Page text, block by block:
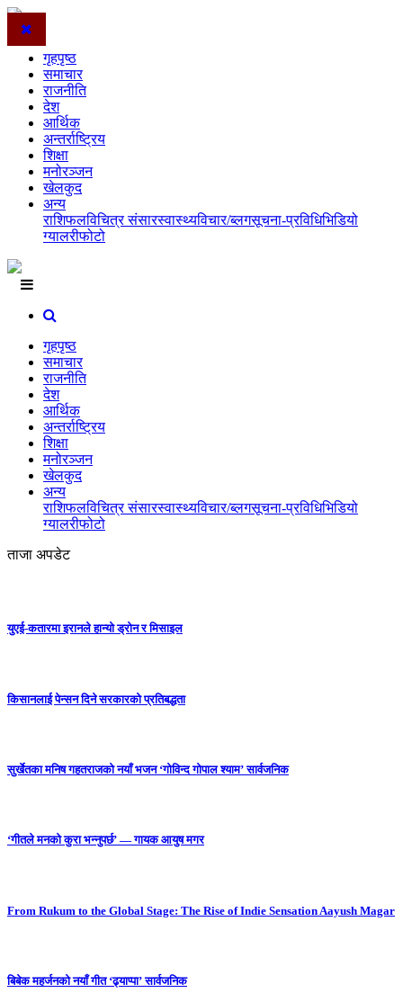
गृहपृष्ठ
समाचार
राजनीति
देश
आर्थिक
अन्तर्राष्ट्रिय
शिक्षा
मनोरञ्जन
खेलकुद
अन्य
राशिफलविचित्र संसारस्वास्थ्यविचार/ब्लगसूचना-प्रविधिभिडियो
ग्यालरीफोटो
गृहपृष्ठ
समाचार
राजनीति
देश
आर्थिक
अन्तर्राष्ट्रिय
शिक्षा
मनोरञ्जन
खेलकुद
अन्य
राशिफलविचित्र संसारस्वास्थ्यविचार/ब्लगसूचना-प्रविधिभिडियो
ग्यालरीफोटो
ताजा अपडेट
युएई-कतारमा इरानले हान्यो ड्रोन र मिसाइल
किसानलाई पेन्सन दिने सरकारको प्रतिबद्धता
सुर्खेतका मनिष गहतराजको नयाँ भजन ‘गोविन्द गोपाल श्याम’ सार्वजनिक
‘गीतले मनको कुरा भन्नुपर्छ’ — गायक आयुष मगर
From Rukum to the Global Stage: The Rise of Indie Sensation Aayush Magar
बिबेक महर्जनको नयाँ गीत ‘ढ्याप्पा’ सार्वजनिक